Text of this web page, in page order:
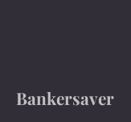
Bankersaver